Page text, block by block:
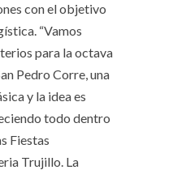
con el objetivo
“Vamos
para la octava
Pedro Corre, una
y la idea es
todo dentro
Fiestas
Trujillo. La